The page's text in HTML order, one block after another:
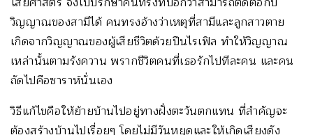
วิญญาณของสามีได้ คนทรงอ้างว่าเหตุที่สามีและลูกสาวตาย
เกิดจากวิญญาณของผู้เสียชีวิตด้วยปืนไรเฟิล ทำให้วิญญาณ
เหล่านั้นตามรังควาน พรากชีวิตคนที่เธอรักไปทีละคน และคน
ถัดไปคือซาราห์นั่นเอง
วิธีแก้ไขคือให้ย้ายบ้านไปอยู่ทางฝั่งตะวันตกแทน ที่สำคัญจะ
ต้องสร้างบ้านไปเรื่อยๆ โดยไม่มีวันหยุดและให้เกิดเสียงดัง